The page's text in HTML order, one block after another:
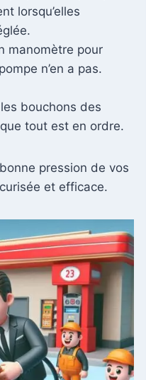
lorsqu’elles
manomètre pour
n’en a pas.
bouchons des
tout est en ordre.
pression de vos
et efficace.